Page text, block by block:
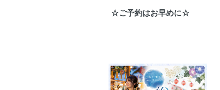
☆ご予約はお早めに☆